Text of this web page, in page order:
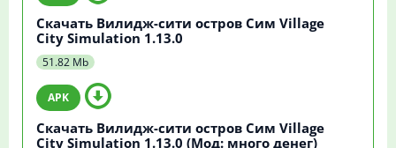
Скачать Вилидж-сити остров Сим Village
City Simulation 1.13.0
51.82 Mb
Скачать Вилидж-сити остров Сим Village
City Simulation 1.13.0 (Мод: много денег)